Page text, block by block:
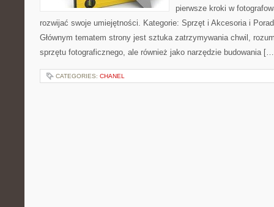
pierwsze kroki w
rozwijać swoje umiejętności. Kategorie: Sprzęt i Akcesoria i
Głównym tematem strony jest sztuka zatrzymywania chwil,
sprzętu fotograficznego, ale również jako narzędzie budowania
CATEGORIES: CHANEL